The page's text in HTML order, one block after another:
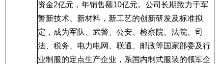
资金2亿元，年销售额10亿元。公司长期致力于军
警新技术、新材料，新工艺的创新研发及标准拟
定，成为军队、武警、公安、检察院、法院、司
法、税务、电力电网、联通、邮政等国家部委及行
业制服的定点生产企业，系国内制式服装的领军企